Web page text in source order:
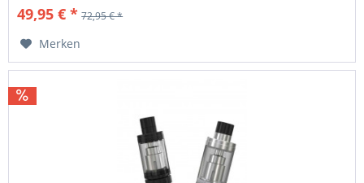
49,95 € * 72,95 € *
Merken